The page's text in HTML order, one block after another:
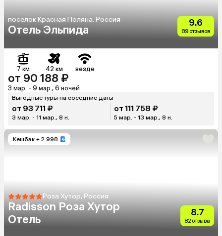
поселок Красная Поляна, Россия
Отель Эльпида
9.6
89 отзывов
7 км 42 км везде
от 90 188 ₽
3 мар. - 9 мар., 6 ночей
Выгодные туры на соседние даты
от 93 711 ₽
3 мар. - 11 мар., 8 н.
от 111 758 ₽
5 мар. - 13 мар., 8 н.
Кешбэк + 2 998
Роза Хутор, Россия
Radisson Роза Хутор
Отель
8.7
82 отзыва